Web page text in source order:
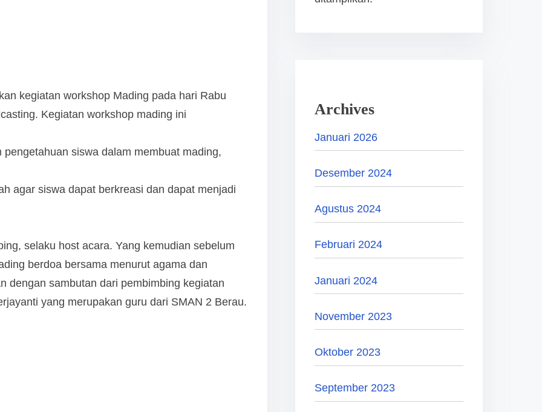
kegiatan workshop Mading pada hari Rabu
Kegiatan workshop mading ini
siswa dalam membuat mading,
agar siswa dapat berkreasi dan dapat menjadi
selaku host acara. Yang kemudian sebelum
berdoa bersama menurut agama dan
dengan sambutan dari pembimbing kegiatan
yang merupakan guru dari SMAN 2 Berau.
Archives
Januari 2026
Desember 2024
Agustus 2024
Februari 2024
Januari 2024
November 2023
Oktober 2023
September 2023